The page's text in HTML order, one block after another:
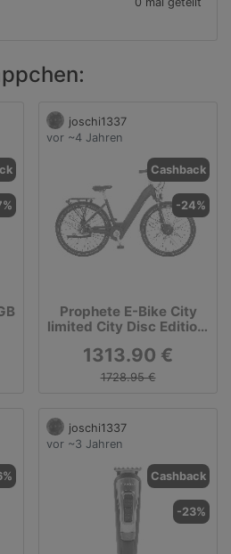
joschi1337
vor ~4 Jahren
Cashback
-24%
Prophete E-Bike City
limited City Disc Edition,
1313.90 €
1728.95 €
joschi1337
vor ~3 Jahren
Cashback
-23%